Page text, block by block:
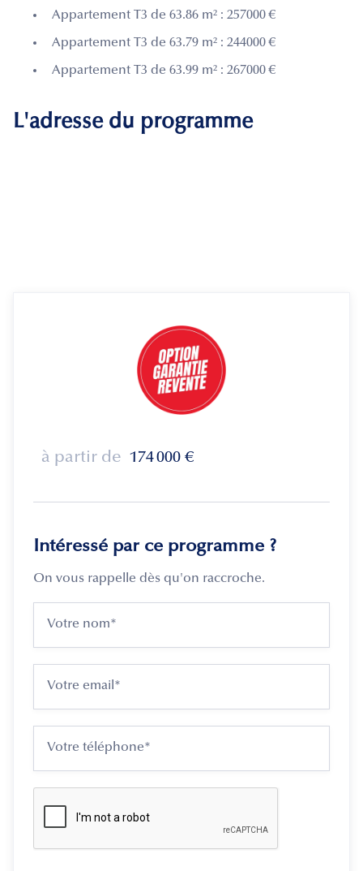
Appartement T3 de 63.86 m² : 257000 €
Appartement T3 de 63.79 m² : 244000 €
Appartement T3 de 63.99 m² : 267000 €
L'adresse du programme
à partir de 174 000 €
Intéressé par ce programme ?
On vous rappelle dès qu'on raccroche.